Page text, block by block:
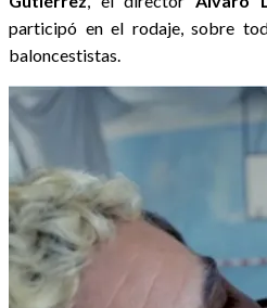
participó en el rodaje, sobre
baloncestistas.